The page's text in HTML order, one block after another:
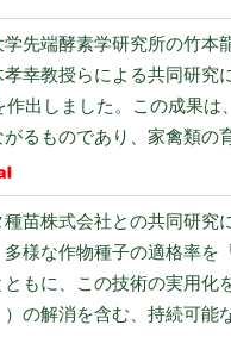
先端酵素学研究所の竹
幸教授らによる共同研
出しました。この成果
るものであり、家禽類の
苗株式会社との共同研
様な作物種子の適格率
もに、この技術の実用
の解消を含む、持続可